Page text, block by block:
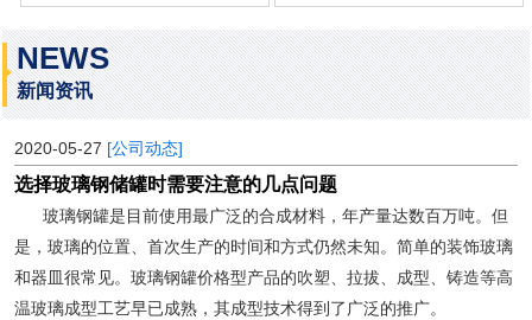
NEWS
新闻资讯
2020-05-27 [公司动态]
选择玻璃钢储罐时需要注意的几点问题
玻璃钢罐是目前使用最广泛的合成材料，年产量达数百万吨。但
是，玻璃的位置、首次生产的时间和方式仍然未知。简单的装饰玻璃
和器皿很常见。玻璃钢罐价格型产品的吹塑、拉拔、成型、铸造等高
温玻璃成型工艺早已成熟，其成型技术得到了广泛的推广。